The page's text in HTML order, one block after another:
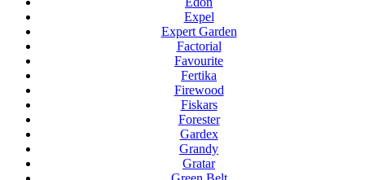
Expel
Expert Garden
Factorial
Favourite
Fertika
Firewood
Fiskars
Forester
Gardex
Grandy
Gratar